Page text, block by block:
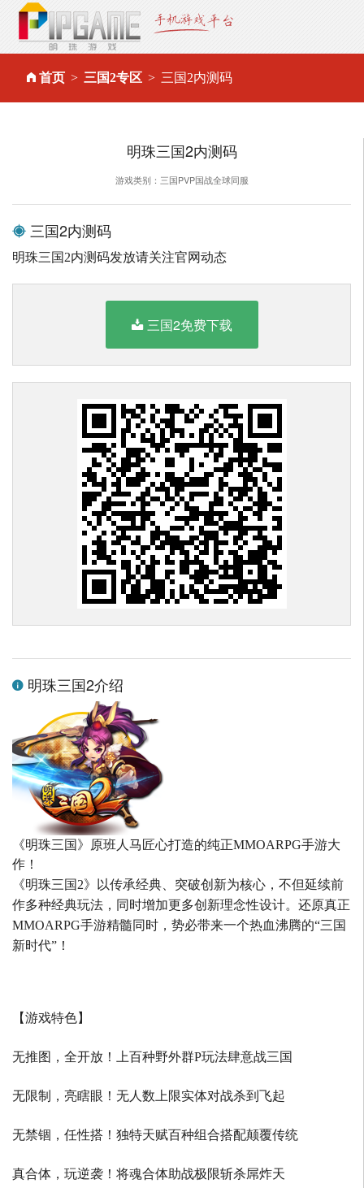
首页 三国2专区 三国2内测码
明珠三国2内测码
游戏类别：三国PVP国战全球同服
三国2内测码
明珠三国2内测码发放请关注官网动态
三国2免费下载
明珠三国2介绍
《明珠三国》原班人马匠心打造的纯正MMOARPG手游大
作！
《明珠三国2》以传承经典、突破创新为核心，不但延续前
作多种经典玩法，同时增加更多创新理念性设计。还原真正
MMOARPG手游精髓同时，势必带来一个热血沸腾的“三国
新时代”！
【游戏特色】
无推图，全开放！上百种野外群P玩法肆意战三国
无限制，亮瞎眼！无人数上限实体对战杀到飞起
无禁锢，任性搭！独特天赋百种组合搭配颠覆传统
真合体，玩逆袭！将魂合体助战极限斩杀屌炸天